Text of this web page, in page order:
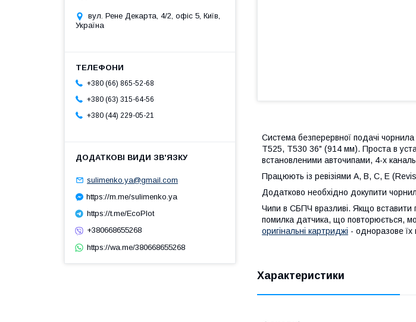
Система безперервної подачі
T525, T530 36" (914 мм). Проста в
встановленими авточипами, 4-х
Працюють із ревізіями A, B, C, E
Додатково необхідно докупити
Чипи в СБПЧ вразливі. Якщо вставити
помилка датчика, що повторюється,
оригінальні картриджі - одноразове їх
Характеристики
вул. Рене Декарта, 4/2, офіс 5, Київ,
Україна
+380 (66) 865-52-68
+380 (63) 315-64-56
+380 (44) 229-05-21
sulimenko.ya@gmail.com
https://m.me/sulimenko.ya
https://t.me/EcoPlot
+380668655268
https://wa.me/380668655268